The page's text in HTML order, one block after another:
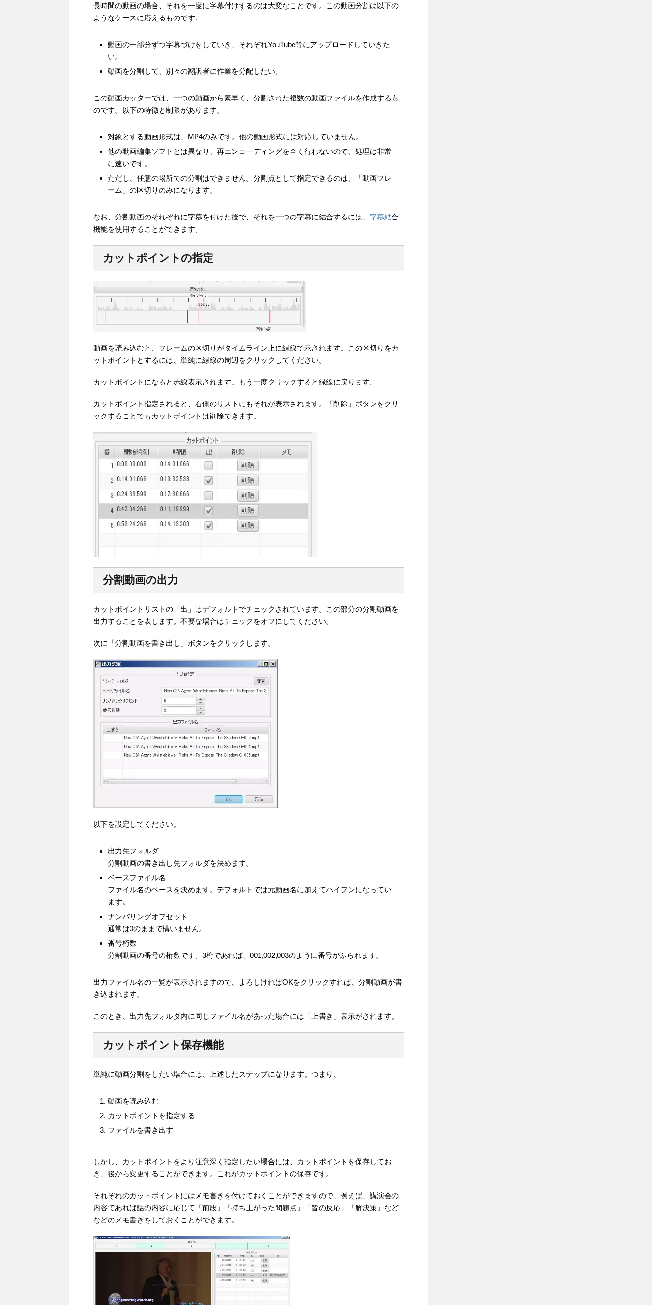
長時間の動画の場合、それを一度に字幕付けするのは大変なことです。この動画分割は以下の
ようなケースに応えるものです。
動画の一部分ずつ字幕づけをしていき、それぞれYouTube等にアップロードしていきた
い。
動画を分割して、別々の翻訳者に作業を分配したい。
この動画カッターでは、一つの動画から素早く、分割された複数の動画ファイルを作成するも
のです。以下の特徴と制限があります。
対象とする動画形式は、MP4のみです。他の動画形式には対応していません。
他の動画編集ソフトとは異なり、再エンコーディングを全く行わないので、処理は非常
に速いです。
ただし、任意の場所での分割はできません。分割点として指定できるのは、「動画フレ
ーム」の区切りのみになります。
なお、分割動画のそれぞれに字幕を付けた後で、それを一つの字幕に結合するには、 字幕結合
機能を使用することができます。
カットポイントの指定
動画を読み込むと、フレームの区切りがタイムライン上に緑線で示されます。この区切りをカ
ットポイントとするには、単純に緑線の周辺をクリックしてください。
カットポイントになると赤線表示されます。もう一度クリックすると緑線に戻ります。
カットポイント指定されると、右側のリストにもそれが表示されます。「削除」ボタンをクリ
ックすることでもカットポイントは削除できます。
分割動画の出力
カットポイントリストの「出」はデフォルトでチェックされています。この部分の分割動画を
出力することを表します。不要な場合はチェックをオフにしてください。
次に「分割動画を書き出し」ボタンをクリックします。
以下を設定してください。
出力先フォルダ
分割動画の書き出し先フォルダを決めます。
ベースファイル名
ファイル名のベースを決めます。デフォルトでは元動画名に加えてハイフンになってい
ます。
ナンバリングオフセット
通常は0のままで構いません。
番号桁数
分割動画の番号の桁数です。3桁であれば、001,002,003のように番号がふられます。
出力ファイル名の一覧が表示されますので、よろしければOKをクリックすれば、分割動画が書
き込まれます。
このとき、出力先フォルダ内に同じファイル名があった場合には「上書き」表示がされます。
カットポイント保存機能
単純に動画分割をしたい場合には、上述したステップになります。つまり、
動画を読み込む
カットポイントを指定する
ファイルを書き出す
しかし、カットポイントをより注意深く指定したい場合には、カットポイントを保存してお
き、後から変更することができます。これがカットポイントの保存です。
それぞれのカットポイントにはメモ書きを付けておくことができますので、例えば、講演会の
内容であれば話の内容に応じて「前段」「持ち上がった問題点」「皆の反応」「解決策」など
などのメモ書きをしておくことができます。